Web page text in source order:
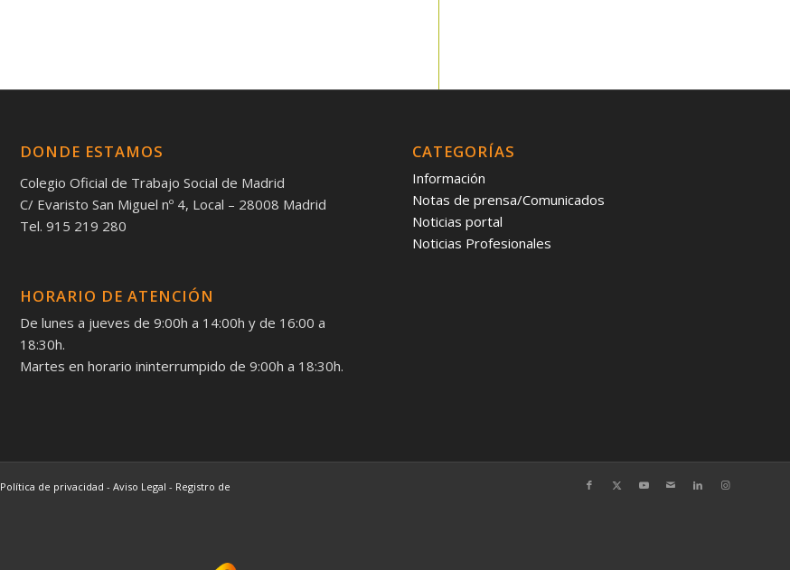
DONDE ESTAMOS
Colegio Oficial de Trabajo Social de Madrid
C/ Evaristo San Miguel nº 4, Local – 28008 Madrid
Tel. 915 219 280
HORARIO DE ATENCIÓN
De lunes a jueves de 9:00h a 14:00h y de 16:00 a
18:30h.
Martes en horario ininterrumpido de 9:00h a 18:30h.
CATEGORÍAS
Información
Notas de prensa/Comunicados
Noticias portal
Noticias Profesionales
Política de privacidad - Aviso Legal - Registro de